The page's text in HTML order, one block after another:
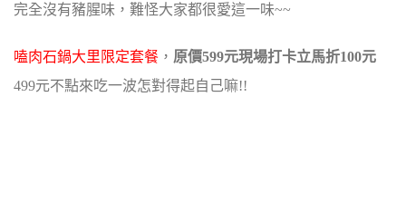
完全沒有豬腥味，難怪大家都很愛這一味~~
嗑肉石鍋大里限定套餐 ， 原價599元現場打卡立馬折100元
499元不點來吃一波怎對得起自己嘛!!